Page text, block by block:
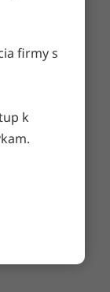
firmy s
k